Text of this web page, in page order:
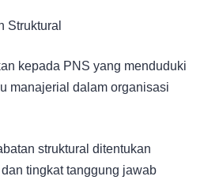
Struktural
kepada PNS yang menduduki
manajerial dalam organisasi
struktural ditentukan
tingkat tanggung jawab